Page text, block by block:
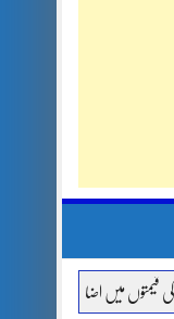
میں اضافے اور مہنگائی کے